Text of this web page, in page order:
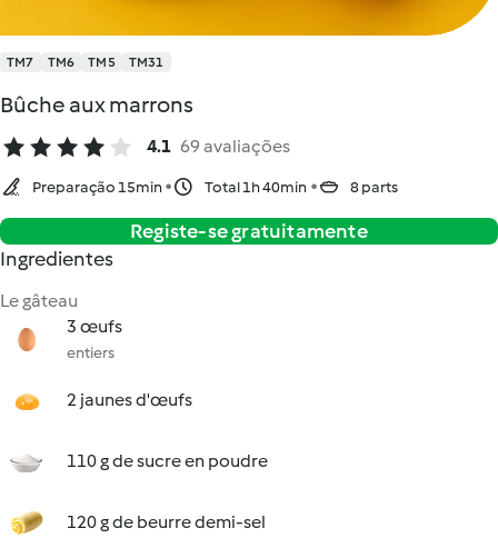
TM7 TM6 TM5 TM31
Bûche aux marrons
4.1 69 avaliações
Preparação 15min Total 1h 40min 8 parts
Registe-se gratuitamente
Ingredientes
Le gâteau
3 œufs
entiers
2 jaunes d'œufs
110 g de sucre en poudre
120 g de beurre demi-sel